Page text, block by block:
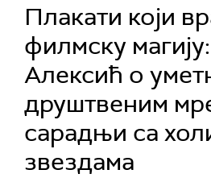
Плакати који
филмску
Алексић о
друштвеним
сарадњи са
звездама